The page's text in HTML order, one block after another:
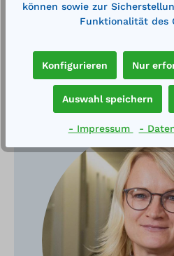
Haben Sie Fragen?
können sowie zur
Funktionalität des
Konfigurieren Nur
Auswahl speichern
- Impressum -